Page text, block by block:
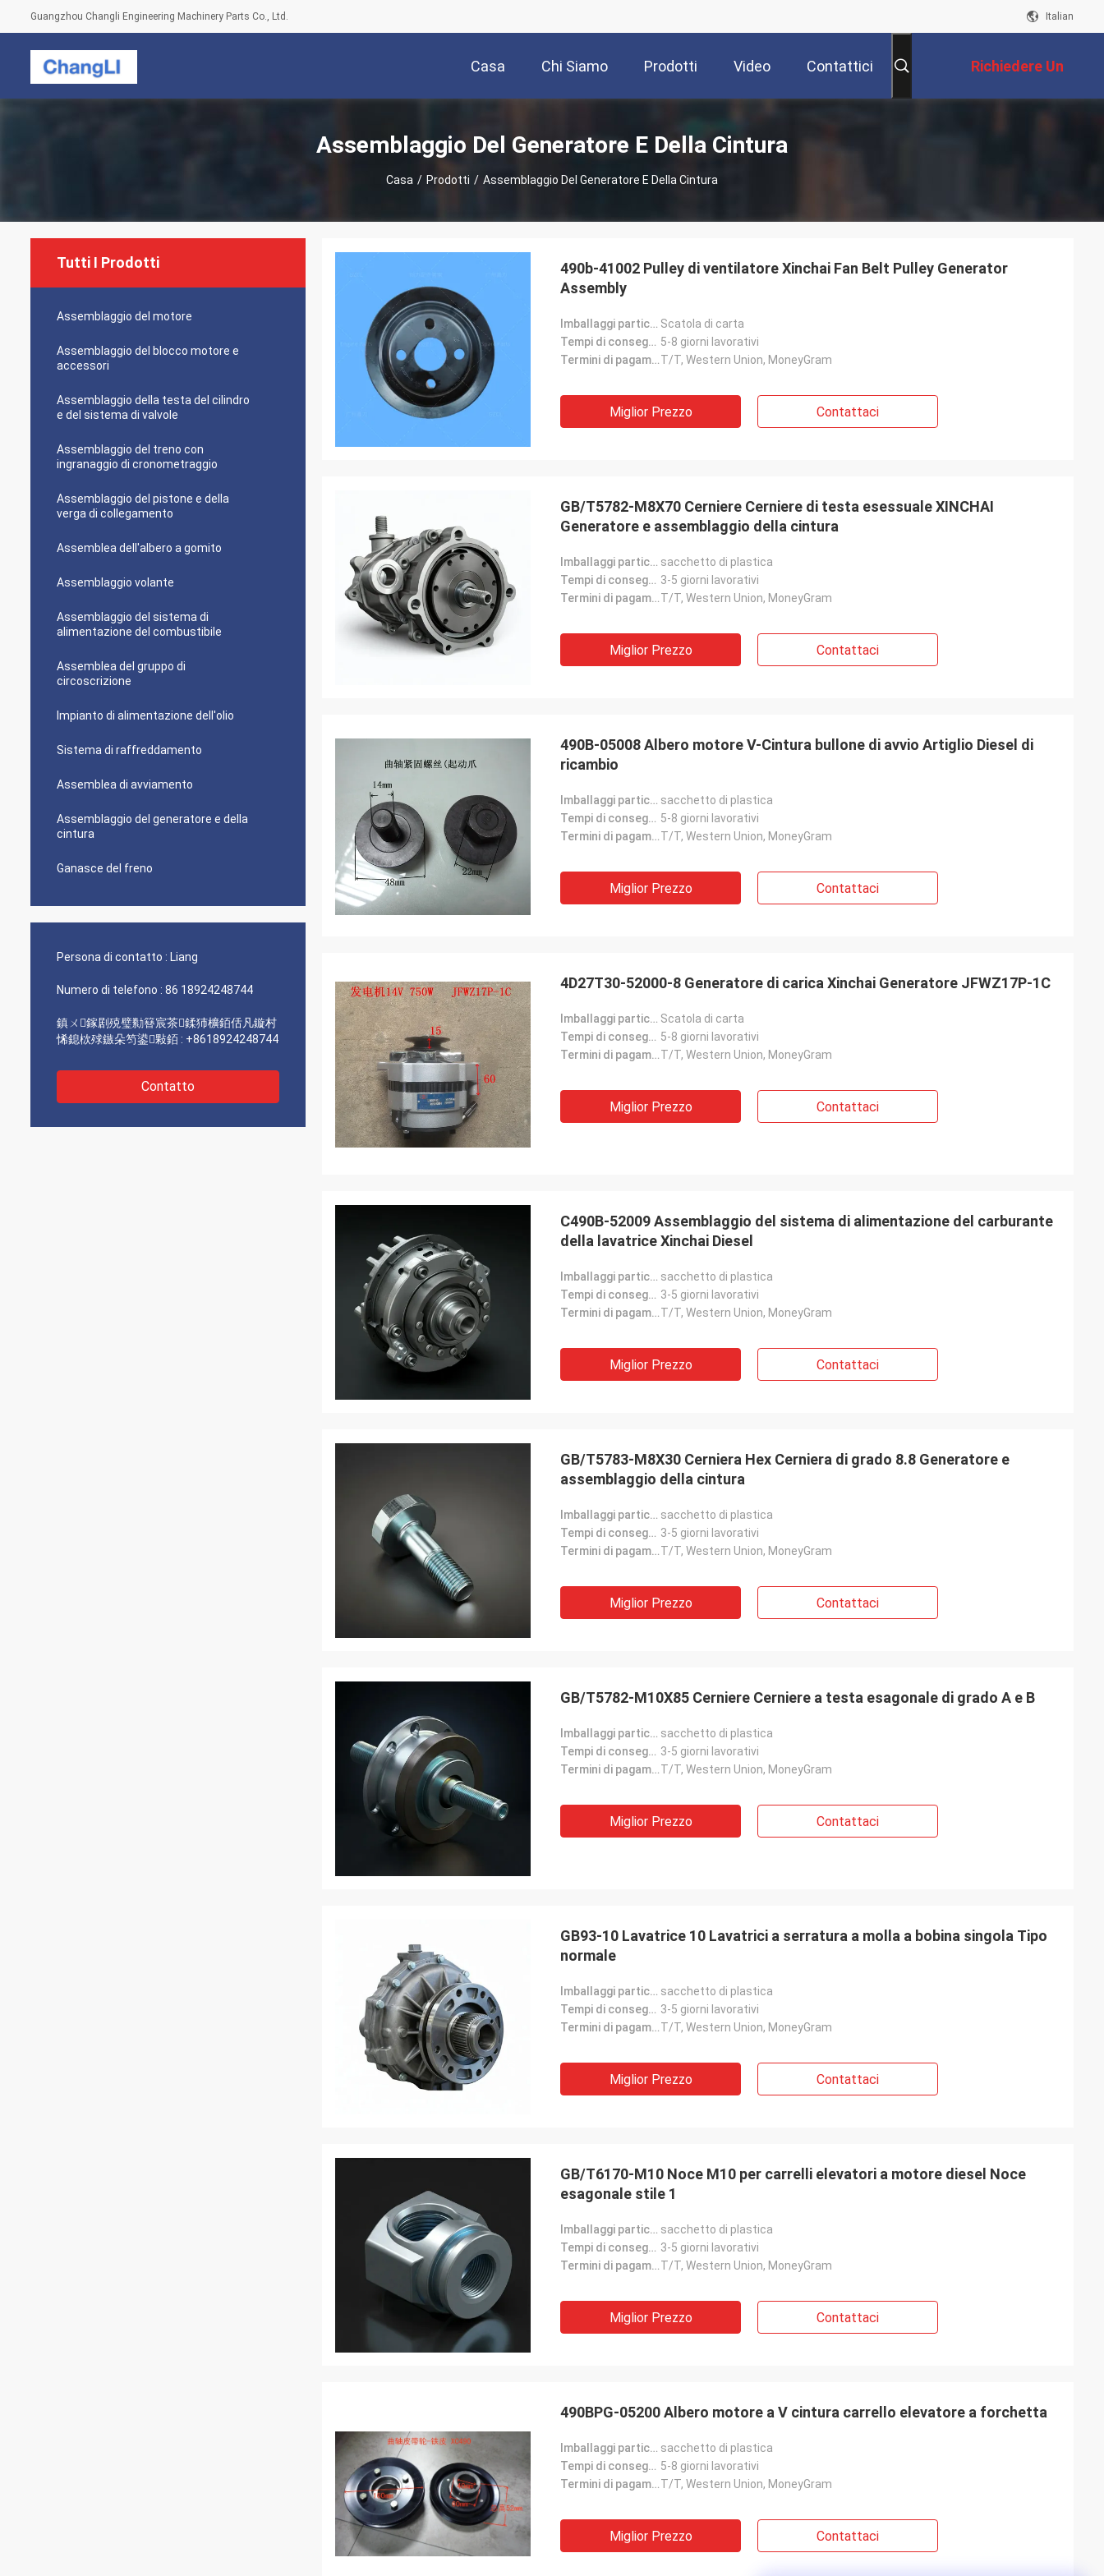
Guangzhou Changli Engineering Machinery Parts Co., Ltd. Italian
Casa Chi Siamo Prodotti Video Contattici Richiedere Un
Preventivo
Assemblaggio Del Generatore E Della Cintura
Casa / Prodotti / Assemblaggio Del Generatore E Della Cintura
Tutti I Prodotti
Assemblaggio del motore
Assemblaggio del blocco motore e
accessori
Assemblaggio della testa del cilindro
e del sistema di valvole
Assemblaggio del treno con
ingranaggio di cronometraggio
Assemblaggio del pistone e della
verga di collegamento
Assemblea dell'albero a gomito
Assemblaggio volante
Assemblaggio del sistema di
alimentazione del combustibile
Assemblea del gruppo di
circoscrizione
Impianto di alimentazione dell'olio
Sistema di raffreddamento
Assemblea di avviamento
Assemblaggio del generatore e della
cintura
Ganasce del freno
Persona di contatto : Liang
Numero di telefono : 86 18924248744
鎮ㄨ鎵剧殑璧勬簮宸茶鍒犻櫎銆佸凡鏇村
悕鎴栨殏鏃朵笉鍙敤銆 : +8618924248744
Contatto
490b-41002 Pulley di ventilatore Xinchai Fan Belt Pulley Generator
Assembly
Imballaggi particolari: Scatola di carta
Tempi di consegna: 5-8 giorni lavorativi
Termini di pagamento:T/T, Western Union, MoneyGram
Miglior Prezzo Contattaci
GB/T5782-M8X70 Cerniere Cerniere di testa esessuale XINCHAI
Generatore e assemblaggio della cintura
Imballaggi particolari: sacchetto di plastica
Tempi di consegna: 3-5 giorni lavorativi
Termini di pagamento:T/T, Western Union, MoneyGram
Miglior Prezzo Contattaci
490B-05008 Albero motore V-Cintura bullone di avvio Artiglio Diesel di
ricambio
Imballaggi particolari: sacchetto di plastica
Tempi di consegna: 5-8 giorni lavorativi
Termini di pagamento:T/T, Western Union, MoneyGram
Miglior Prezzo Contattaci
4D27T30-52000-8 Generatore di carica Xinchai Generatore JFWZ17P-1C
Imballaggi particolari: Scatola di carta
Tempi di consegna: 5-8 giorni lavorativi
Termini di pagamento:T/T, Western Union, MoneyGram
Miglior Prezzo Contattaci
C490B-52009 Assemblaggio del sistema di alimentazione del carburante
della lavatrice Xinchai Diesel
Imballaggi particolari: sacchetto di plastica
Tempi di consegna: 3-5 giorni lavorativi
Termini di pagamento:T/T, Western Union, MoneyGram
Miglior Prezzo Contattaci
GB/T5783-M8X30 Cerniera Hex Cerniera di grado 8.8 Generatore e
assemblaggio della cintura
Imballaggi particolari: sacchetto di plastica
Tempi di consegna: 3-5 giorni lavorativi
Termini di pagamento:T/T, Western Union, MoneyGram
Miglior Prezzo Contattaci
GB/T5782-M10X85 Cerniere Cerniere a testa esagonale di grado A e B
Imballaggi particolari: sacchetto di plastica
Tempi di consegna: 3-5 giorni lavorativi
Termini di pagamento:T/T, Western Union, MoneyGram
Miglior Prezzo Contattaci
GB93-10 Lavatrice 10 Lavatrici a serratura a molla a bobina singola Tipo
normale
Imballaggi particolari: sacchetto di plastica
Tempi di consegna: 3-5 giorni lavorativi
Termini di pagamento:T/T, Western Union, MoneyGram
Miglior Prezzo Contattaci
GB/T6170-M10 Noce M10 per carrelli elevatori a motore diesel Noce
esagonale stile 1
Imballaggi particolari: sacchetto di plastica
Tempi di consegna: 3-5 giorni lavorativi
Termini di pagamento:T/T, Western Union, MoneyGram
Miglior Prezzo Contattaci
490BPG-05200 Albero motore a V cintura carrello elevatore a forchetta
Imballaggi particolari: sacchetto di plastica
Tempi di consegna: 5-8 giorni lavorativi
Termini di pagamento:T/T, Western Union, MoneyGram
Miglior Prezzo Contattaci